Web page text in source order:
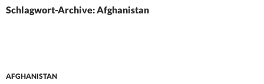
Schlagwort-Archive: Afghanistan
AFGHANISTAN